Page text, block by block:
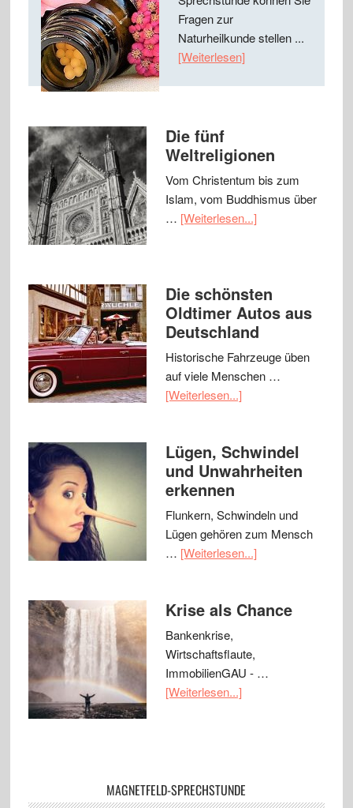
Fragen zur
Naturheilkunde stellen ...
[Weiterlesen]
Die fünf
Weltreligionen
Vom Christentum bis zum
Islam, vom Buddhismus über
… [Weiterlesen...]
Die schönsten
Oldtimer Autos aus
Deutschland
Historische Fahrzeuge üben
auf viele Menschen …
[Weiterlesen...]
Lügen, Schwindel
und Unwahrheiten
erkennen
Flunkern, Schwindeln und
Lügen gehören zum Mensch
… [Weiterlesen...]
Krise als Chance
Bankenkrise,
Wirtschaftsflaute,
ImmobilienGAU - …
[Weiterlesen...]
MAGNETFELD-SPRECHSTUNDE